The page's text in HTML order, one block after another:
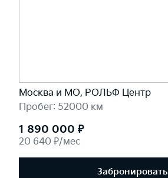
Москва и МО, РОЛЬФ Центр
Пробег: 52000 км
1 890 000 ₽
20 640 ₽/мес
Забронировать